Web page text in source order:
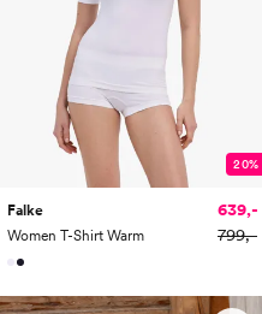
20%
Falke
Women T-Shirt Warm
639,-
799,-